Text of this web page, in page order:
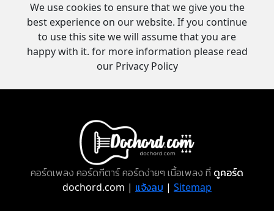
We use cookies to ensure that we give you the
best experience on our website. If you continue
to use this site we will assume that you are
happy with it. for more information please read
our Privacy Policy
คอร์ดเพลง คอร์ดกีตาร์ คอร์ดง่ายๆ เนื้อเพลง ที่ ดูคอร์ด
dochord.com | แจ้งลบ | Sitemap